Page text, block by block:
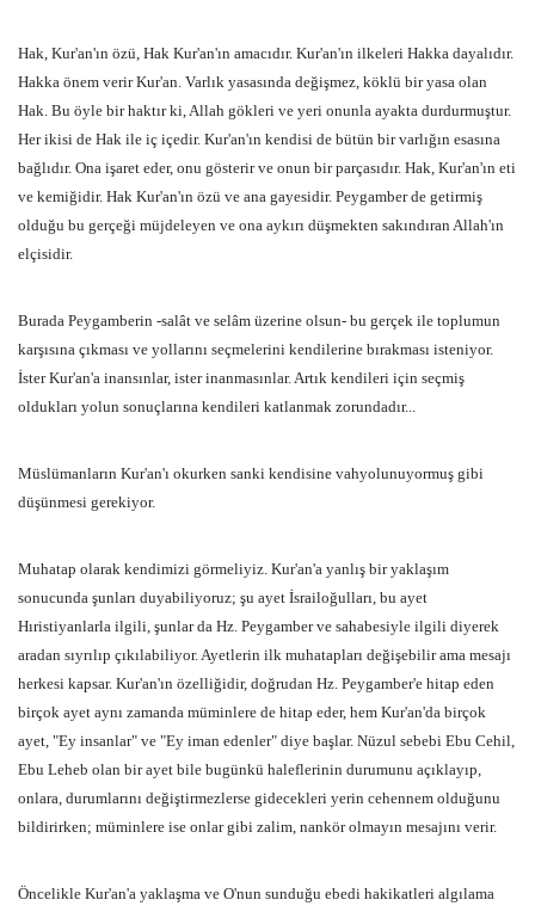
Hak, Kur'an'ın özü, Hak Kur'an'ın amacıdır. Kur'an'ın ilkeleri Hakka dayalıdır.
Hakka önem verir Kur'an. Varlık yasasında değişmez, köklü bir yasa olan
Hak. Bu öyle bir haktır ki, Allah gökleri ve yeri onunla ayakta durdurmuştur.
Her ikisi de Hak ile iç içedir. Kur'an'ın kendisi de bütün bir varlığın esasına
bağlıdır. Ona işaret eder, onu gösterir ve onun bir parçasıdır. Hak, Kur'an'ın eti
ve kemiğidir. Hak Kur'an'ın özü ve ana gayesidir. Peygamber de getirmiş
olduğu bu gerçeği müjdeleyen ve ona aykırı düşmekten sakındıran Allah'ın
elçisidir.
Burada Peygamberin -salât ve selâm üzerine olsun- bu gerçek ile toplumun
karşısına çıkması ve yollarını seçmelerini kendilerine bırakması isteniyor.
İster Kur'an'a inansınlar, ister inanmasınlar. Artık kendileri için seçmiş
oldukları yolun sonuçlarına kendileri katlanmak zorundadır...
Müslümanların Kur'an'ı okurken sanki kendisine vahyolunuyormuş gibi
düşünmesi gerekiyor.
Muhatap olarak kendimizi görmeliyiz. Kur'an'a yanlış bir yaklaşım
sonucunda şunları duyabiliyoruz; şu ayet İsrailoğulları, bu ayet
Hıristiyanlarla ilgili, şunlar da Hz. Peygamber ve sahabesiyle ilgili diyerek
aradan sıyrılıp çıkılabiliyor. Ayetlerin ilk muhatapları değişebilir ama mesajı
herkesi kapsar. Kur'an'ın özelliğidir, doğrudan Hz. Peygamber'e hitap eden
birçok ayet aynı zamanda müminlere de hitap eder, hem Kur'an'da birçok
ayet, "Ey insanlar" ve "Ey iman edenler" diye başlar. Nüzul sebebi Ebu Cehil,
Ebu Leheb olan bir ayet bile bugünkü haleflerinin durumunu açıklayıp,
onlara, durumlarını değiştirmezlerse gidecekleri yerin cehennem olduğunu
bildirirken; müminlere ise onlar gibi zalim, nankör olmayın mesajını verir.
Öncelikle Kur'an'a yaklaşma ve O'nun sunduğu ebedi hakikatleri algılama